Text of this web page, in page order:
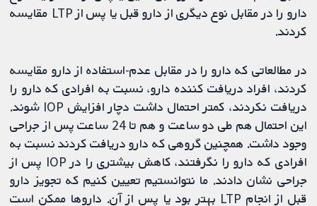
دارو را در مقابل نوع دیگری از دارو قبل یا پس از LTP مقایسه
کردند.
در مطالعاتی که دارو را در مقابل عدم-استفاده از دارو مقایسه
کردند، افراد دریافت کننده دارو، نسبت به افرادی که دارو را
دریافت نکردند، کمتر احتمال داشت دچار افزایش IOP شوند.
این احتمال هم طی دو ساعت و هم تا 24 ساعت پس از جراحی
وجود داشت. همچنین گروهی که دارو دریافت کردند نسبت به
افرادی که دارو را نگرفتند، کاهش بیشتری را در IOP پس از
جراحی نشان دادند. ما نتوانستیم تعیین کنیم که تجویز دارو
قبل از انجام LTP بهتر بود یا پس از آن. داروها ممکن است